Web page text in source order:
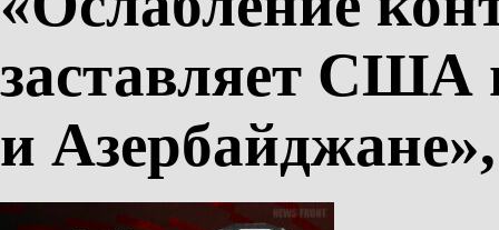
заставляет США
и